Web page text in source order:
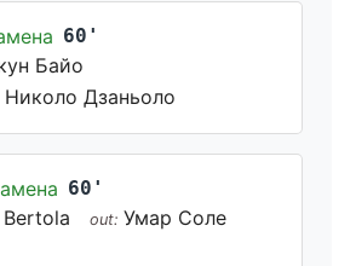
60'
Байо
Николо Дзаньоло
60'
Bertola out: Умар Соле